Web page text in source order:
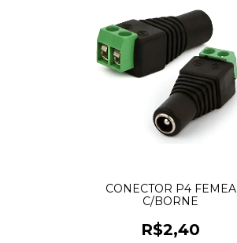
CONECTOR P4 FEMEA
C/BORNE
R$2,40